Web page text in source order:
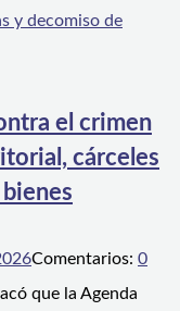
el crimen
cárceles
Comentarios: 0
que la Agenda